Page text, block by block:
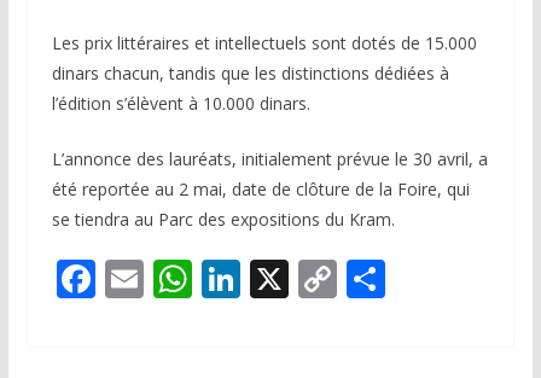
Les prix littéraires et intellectuels sont dotés de 15.000
dinars chacun, tandis que les distinctions dédiées à
l’édition s’élèvent à 10.000 dinars.
L’annonce des lauréats, initialement prévue le 30 avril, a
été reportée au 2 mai, date de clôture de la Foire, qui
se tiendra au Parc des expositions du Kram.
F E W Li X C P